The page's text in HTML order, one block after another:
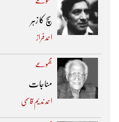
سچ کا زہر
احمد فراز
مجموعے
مناجات
احمد ندیم قاسمی